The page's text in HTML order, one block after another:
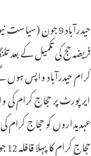
کرام حیدرآباد واپس ہوں
ایرپورٹ پر حجاج کرام کی
عہدیداروں کو حجاج کرام